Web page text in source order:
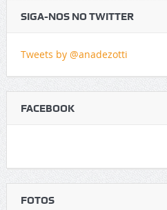
SIGA-NOS NO TWITTER
Tweets by @anadezotti
FACEBOOK
FOTOS